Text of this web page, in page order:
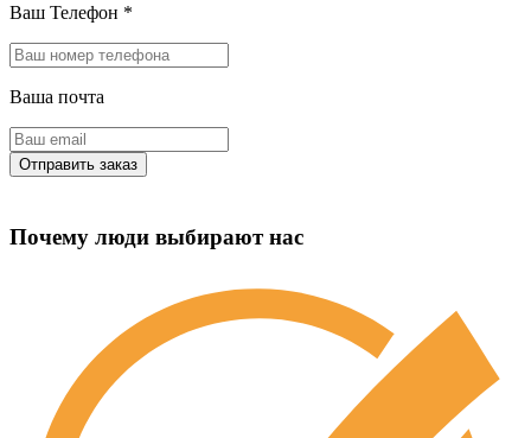
Ваш Телефон *
Ваша почта
Почему люди выбирают нас